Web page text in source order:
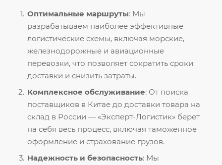
Оптимальные маршруты: Мы
разрабатываем наиболее эффективные
логистические схемы, включая морские,
железнодорожные и авиационные
перевозки, что позволяет сократить сроки
доставки и снизить затраты.
Комплексное обслуживание: От поиска
поставщиков в Китае до доставки товара на
склад в России — «Эксперт-Логистик» берет
на себя весь процесс, включая таможенное
оформление и страхование грузов.
Надежность и безопасность: Мы